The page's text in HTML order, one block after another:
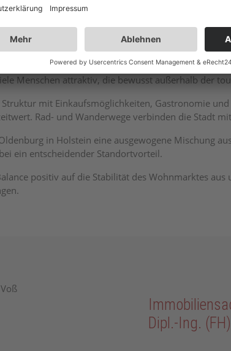
zurück und zählt zu den ältesten Städten in
Siedlungsgeschichte der Region anschaulich
und Ostseeküste. In kurzer Entfernung
alltagsnahe Wohnstruktur bietet. Diese
Menschen attraktiv, die bewusst außerhalb der
mit Einkaufsmöglichkeiten, Gastronomie
Rad- und Wanderwege verbinden die Stadt
in Holstein eine ausgewogene Mischung
ein entscheidender Standortvorteil.
positiv auf die Stabilität des Wohnmarktes
Dipl.-Ing.